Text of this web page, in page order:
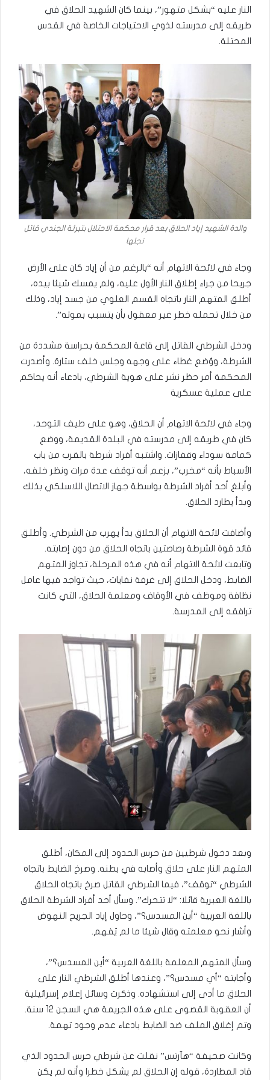
النار عليه “بشكل متهور”، بينما كان الشهيد الحلاق في
طريقه إلى مدرسته لذوي الاحتياجات الخاصة في القدس
المحتلة.
والدة الشهيد إياد الحلاق بعد قرار محكمة الاحتلال بتبرئة الجندي قاتل
نجلها
وجاء في لائحة الاتهام أنه “بالرغم من أن إياد كان على الأرض
جريحا من جراء إطلاق النار الأول عليه، ولم يمسك شيئا بيده،
أطلق المتهم النار باتجاه القسم العلوي من جسد إياد، وذلك
من خلال تحمله خطر غير معقول بأن يتسبب بموته”.
ودخل الشرطي القاتل إلى قاعة المحكمة بحراسة مشددة من
الشرطة، ووُضع غطاء على وجهه وجلس خلف ستارة. وأصدرت
المحكمة أمر حظر نشر على هوية الشرطي، بادعاء أنه يحاكم
على عملية عسكرية
وجاء في لائحة الاتهام أن الحلاق، وهو على طيف التوحد،
كان في طريقه إلى مدرسته في البلدة القديمة، ووضع
كمامة سوداء وقفازات. واشتبه أفراد شرطة بالقرب من باب
الأسباط بأنه “مخرب”، بزعم أنه توقف عدة مرات ونظر خلفه،
وأبلغ أحد أفراد الشرطة بواسطة جهاز الاتصال اللاسلكي بذلك
وبدأ يطارد الحلاق.
وأضافت لائحة الاتهام أن الحلاق بدأ يهرب من الشرطي. وأطلق
قائد قوة الشرطة رصاصتين باتجاه الحلاق من دون إصابته.
وتابعت لائحة الاتهام أنه في هذه المرحلة، تجاوز المتهم
الضابط، ودخل الحلاق إلى غرفة نفايات، حيث تواجد فيها عامل
نظافة وموظف في الأوقاف ومعلمة الحلاق، التي كانت
ترافقه إلى المدرسة.
وبعد دخول شرطيين من حرس الحدود إلى المكان، أطلق
المتهم النار على حلاق وأصابه في بطنه. وصرخ الضابط باتجاه
الشرطي “توقف”، فيما الشرطي القاتل صرخ باتجاه الحلاق
باللغة العبرية قائلا: “لا تتحرك”. وسأل أحد أفراد الشرطة الحلاق
باللغة العربية “أين المسدس؟”، وحاول إياد الجريح النهوض
وأشار نحو معلمته وقال شيئا ما لم يُفهم.
وسأل المتهم المعلمة باللغة العربية “أين المسدس؟”،
وأجابته “أي مسدس؟”، وعندها أطلق الشرطي النار على
الحلاق ما أدى إلى استشهاده. وذكرت وسائل إعلام إسرائيلية
أن العقوبة القصوى على هذه الجريمة هي السجن 12 سنة.
وتم إغلاق الملف ضد الضابط بادعاء عدم وجود تهمة.
وكانت صحيفة “هآرتس” نقلت عن شرطي حرس الحدود الذي
قاد المطاردة، قوله إن الحلاق لم يشكل خطرا وأنه لم يكن